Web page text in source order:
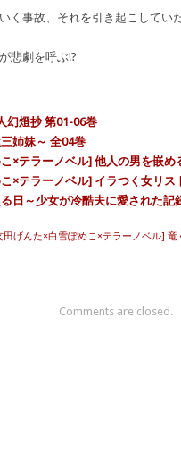
く事故、それを引き起こしてい
悲劇を呼ぶ!?
幻燈抄 第01-06巻
姉妹～ 全04巻
×テラーノベル] 他人の男を嵌め
×テラーノベル] イラつく女リス
日～少女が冷酷夫に愛された記
田げんた×白雪ぽめこ×テラーノベル]
Comments are closed.